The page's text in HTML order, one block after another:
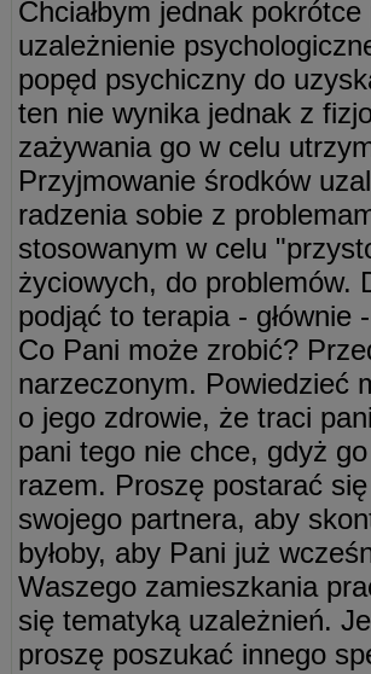
Chciałbym jednak
uzależnienie
popęd psychiczny do
ten nie wynika jednak z
zażywania go w celu
Przyjmowanie środków
radzenia sobie z
stosowanym w celu
życiowych, do problemów.
podjąć to terapia - głównie
Co Pani może zrobić?
narzeczonym. Powiedzieć
o jego zdrowie, że traci
pani tego nie chce, gdyż
razem. Proszę postarać
swojego partnera, aby
byłoby, aby Pani już
Waszego zamieszkania
się tematyką uzależnień.
proszę poszukać innego